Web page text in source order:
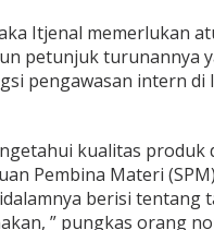
Itjenal memerlukan
petunjuk turunannya
pengawasan intern
kualitas produk
Pembina Materi
berisi tentang
” pungkas orang